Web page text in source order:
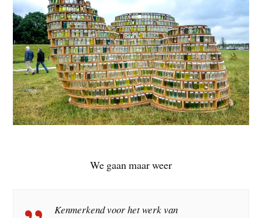
We gaan maar weer
Kenmerkend voor het werk van